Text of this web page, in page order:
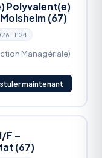
Polyvalent(e)
(67)
1124
Managériale)
maintenant
F –
(67)